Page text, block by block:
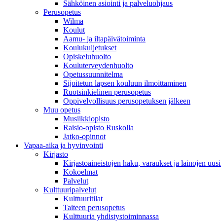
Sähköinen asiointi ja palveluohjaus
Perusopetus
Wilma
Koulut
Aamu- ja iltapäivätoiminta
Koulukuljetukset
Opiskeluhuolto
Kouluterveydenhuolto
Opetussuunnitelma
Sijoitetun lapsen kouluun ilmoittaminen
Ruotsinkielinen perusopetus
Oppivelvollisuus perusopetuksen jälkeen
Muu opetus
Musiikkiopisto
Raisio-opisto Ruskolla
Jatko-opinnot
Vapaa-aika ja hyvinvointi
Kirjasto
Kirjastoaineistojen haku, varaukset ja lainojen
Kokoelmat
Palvelut
Kulttuuripalvelut
Kulttuuritilat
Taiteen perusopetus
Kulttuuria yhdistystoiminnassa